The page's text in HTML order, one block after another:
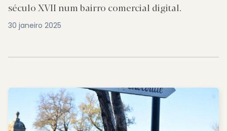
século XVII num bairro comercial digital.
30 janeiro 2025